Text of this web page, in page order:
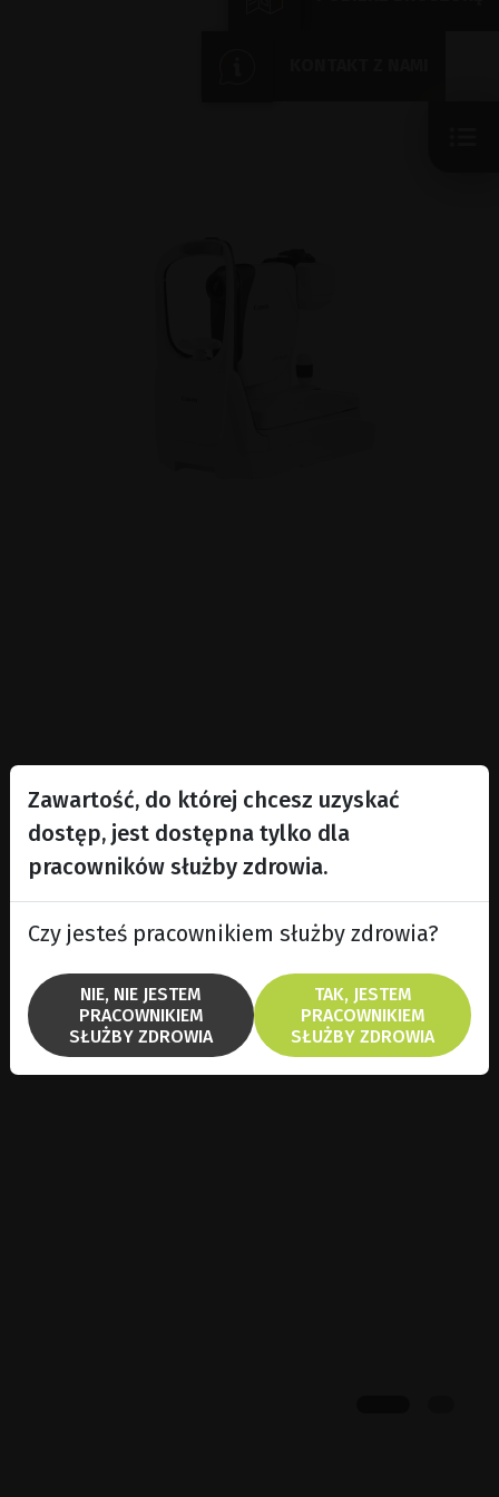
Zawartość, do której chcesz uzyskać
dostęp, jest dostępna tylko dla
pracowników służby zdrowia.
Czy jesteś pracownikiem służby zdrowia?
NIE, NIE JESTEM
PRACOWNIKIEM
SŁUŻBY ZDROWIA
TAK, JESTEM
PRACOWNIKIEM
SŁUŻBY ZDROWIA